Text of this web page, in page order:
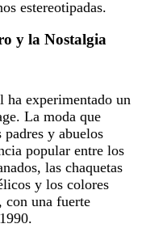
estereotipadas.
y la Nostalgia
experimentado un
La moda que
padres y abuelos
popular entre los
las chaquetas
y los colores
con una fuerte